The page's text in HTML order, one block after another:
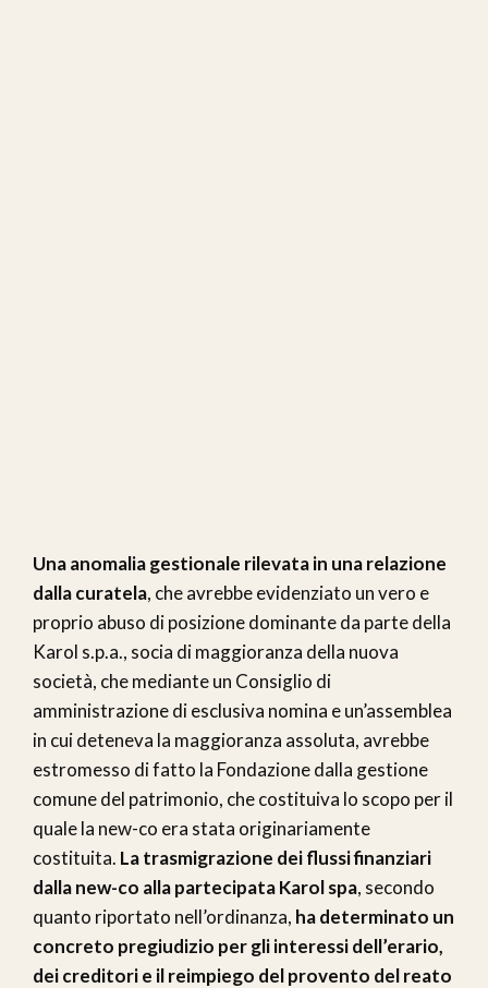
Una anomalia gestionale rilevata in una relazione
dalla curatela, che avrebbe evidenziato un vero e
proprio abuso di posizione dominante da parte della
Karol s.p.a., socia di maggioranza della nuova
società, che mediante un Consiglio di
amministrazione di esclusiva nomina e un’assemblea
in cui deteneva la maggioranza assoluta, avrebbe
estromesso di fatto la Fondazione dalla gestione
comune del patrimonio, che costituiva lo scopo per il
quale la new-co era stata originariamente
costituita. La trasmigrazione dei flussi finanziari
dalla new-co alla partecipata Karol spa, secondo
quanto riportato nell’ordinanza, ha determinato un
concreto pregiudizio per gli interessi dell’erario,
dei creditori e il reimpiego del provento del reato